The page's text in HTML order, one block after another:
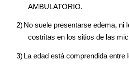
AMBULATORIO.
2) No suele presentarse edema, ni
costritas en los sitios de las
3) La edad está comprendida entre